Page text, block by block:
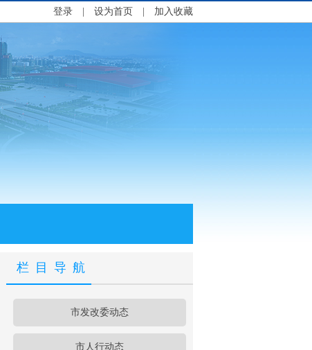
登录 设为首页 加入收藏
栏目导航
市发改委动态
市人行动态